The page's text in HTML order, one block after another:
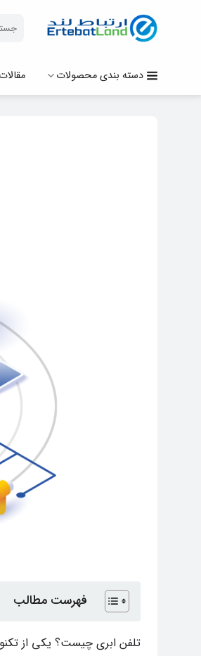
برای:
دسته بندی محصولات
فهرست مطالب
تلفن ابری چیست؟ یکی از